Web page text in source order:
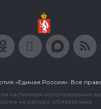
«Единая Россия». Все
частичном использовании
на ресурс обязательна.